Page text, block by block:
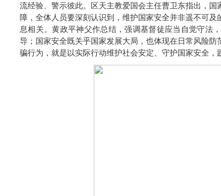
流经验、警示彼此。区天主教爱国会主任曹卫东指出，
障，全体人员要深刻认识到，维护国家安全并非遥不可
息相关。黄政平神父作总结，强调基督徒应当自觉守法
导；国家安全既关乎国家发展大局，也体现在日常风险
骗行为，就是以实际行动维护社会安定、守护国家安全